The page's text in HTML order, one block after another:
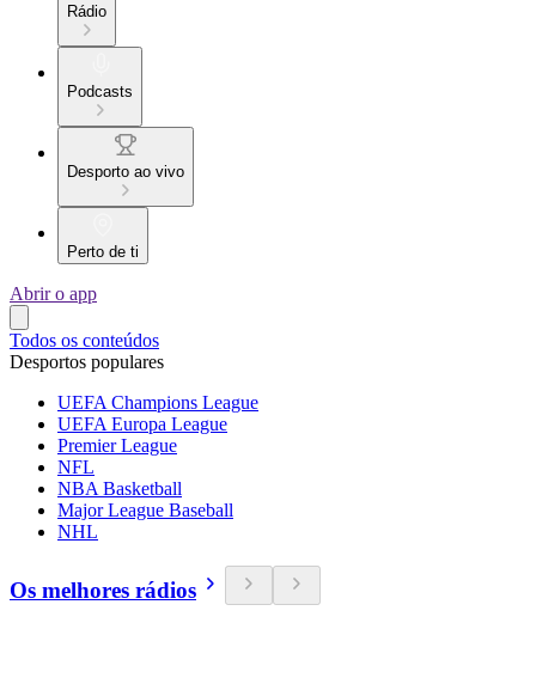
Rádio
Podcasts
Desporto ao vivo
Perto de ti
Abrir o app
Todos os conteúdos
Desportos populares
UEFA Champions League
UEFA Europa League
Premier League
NFL
NBA Basketball
Major League Baseball
NHL
Os melhores rádios